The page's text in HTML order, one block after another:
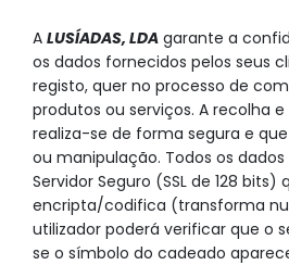
A LUSÍADAS, LDA garante a
os dados fornecidos pelos seus
registo, quer no processo de
produtos ou serviços. A recolha
realiza-se de forma segura e
ou manipulação. Todos os
Servidor Seguro (SSL de 128 bits)
encripta/codifica (transforma
utilizador poderá verificar que o
se o símbolo do cadeado